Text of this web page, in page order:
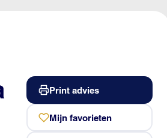
Print advies
Mijn favorieten